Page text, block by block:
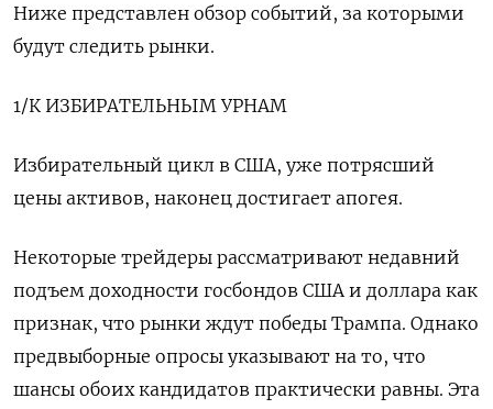
Ниже представлен обзор событий, за которыми
будут следить рынки.
1/К ИЗБИРАТЕЛЬНЫМ УРНАМ
Избирательный цикл в США, уже потрясший
цены активов, наконец достигает апогея.
Некоторые трейдеры рассматривают недавний
подъем доходности госбондов США и доллара как
признак, что рынки ждут победы Трампа. Однако
предвыборные опросы указывают на то, что
шансы обоих кандидатов практически равны. Эта